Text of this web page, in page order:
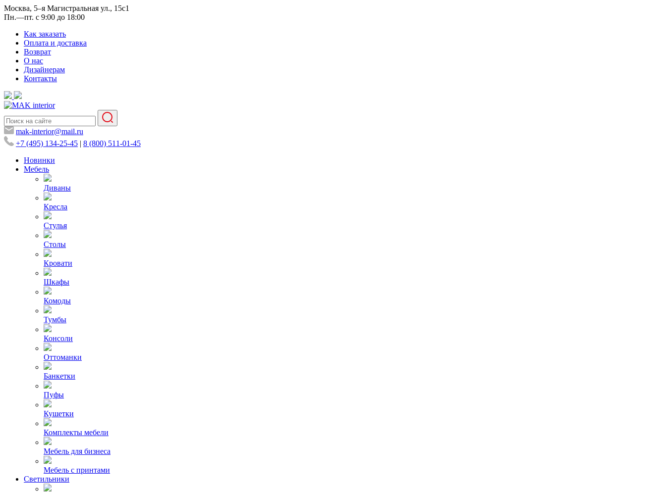
Москва, 5–я Магистральная ул., 15с1
Пн.—пт. с 9:00 до 18:00
Как заказать
Оплата и доставка
Возврат
О нас
Дизайнерам
Контакты
mak-interior@mail.ru
+7 (495) 134-25-45 | 8 (800) 511-01-45
Новинки
Мебель
Диваны
Кресла
Стулья
Столы
Кровати
Шкафы
Комоды
Тумбы
Консоли
Оттоманки
Банкетки
Пуфы
Кушетки
Комплекты мебели
Мебель для бизнеса
Мебель с принтами
Светильники